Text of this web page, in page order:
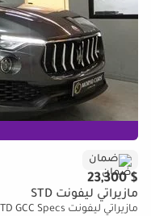
ضمان
$ 23,300
مازيراتي ليفونت STD
مازيراتي ليفونت STD GCC Specs